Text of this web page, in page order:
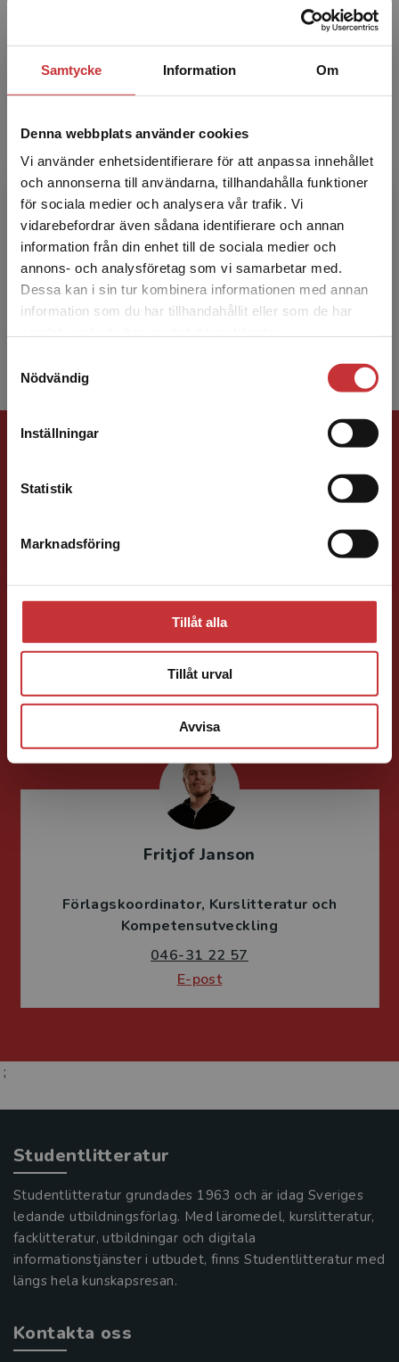
Samtycke Information Om
Denna webbplats använder cookies
Vi använder enhetsidentifierare för att anpassa innehållet
och annonserna till användarna, tillhandahålla funktioner
för sociala medier och analysera vår trafik. Vi
vidarebefordrar även sådana identifierare och annan
information från din enhet till de sociala medier och
annons- och analysföretag som vi samarbetar med.
Dessa kan i sin tur kombinera informationen med annan
information som du har tillhandahållit eller som de har
Nödvändig
Inställningar
Statistik
Marknadsföring
Tillåt alla
Tillåt urval
Avvisa
Begränsad fraktregion
Det verkar som att du besöker
studentlitteratur.se via en enhet utanför Sverige.
Vi erbjuder inte leveranser utanför Sverige. För
att kunna slutföra ett köp måste
konsultföretaget Implement Consulting Group i
Stockholm. Han h...
Otto Granberg
Otto Granberg, fil.dr i pedagogik, disputerade i
januari 1997 vid Stockholms universitet.
Avhandlingen har titeln Lärande i
organisationer, vilket ...
Ekonomi Forskningsmetodik
och vetenskapsteori
046-31 21 66
E-post
Fritjof Janson
Förlagskoordinator Kurslitteratur och
Kompetensutveckling
046-31 22 57
E-post
;
Studentlitteratur
Studentlitteratur grundades 1963 och är idag Sveriges
ledande utbildningsförlag. Med läromedel, kurslitteratur,
facklitteratur, utbildningar och digitala
informationstjänster i utbudet, finns Studentlitteratur med
längs hela kunskapsresan.
Kontakta oss